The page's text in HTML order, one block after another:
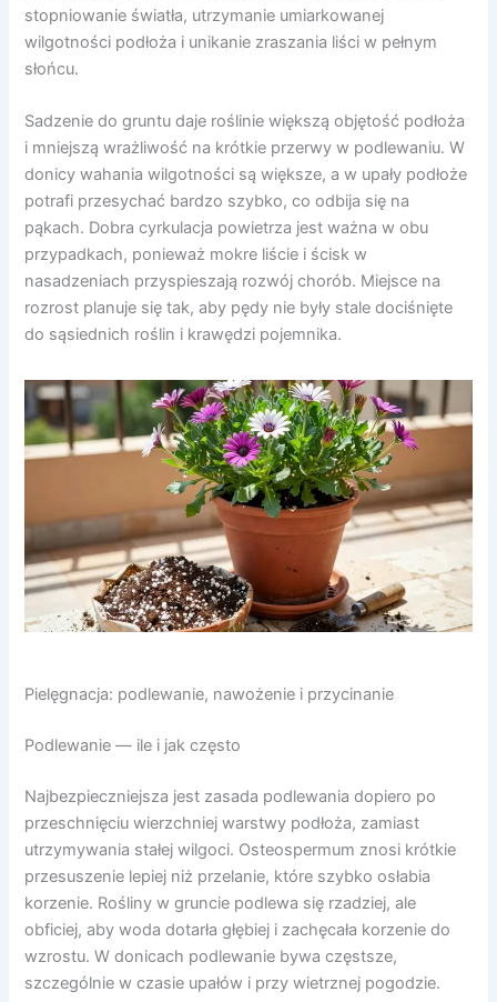
stopniowanie światła, utrzymanie umiarkowanej
wilgotności podłoża i unikanie zraszania liści w pełnym
słońcu.
Sadzenie do gruntu daje roślinie większą objętość podłoża
i mniejszą wrażliwość na krótkie przerwy w podlewaniu. W
donicy wahania wilgotności są większe, a w upały podłoże
potrafi przesychać bardzo szybko, co odbija się na
pąkach. Dobra cyrkulacja powietrza jest ważna w obu
przypadkach, ponieważ mokre liście i ścisk w
nasadzeniach przyspieszają rozwój chorób. Miejsce na
rozrost planuje się tak, aby pędy nie były stale dociśnięte
do sąsiednich roślin i krawędzi pojemnika.
Pielęgnacja: podlewanie, nawożenie i przycinanie
Podlewanie — ile i jak często
Najbezpieczniejsza jest zasada podlewania dopiero po
przeschnięciu wierzchniej warstwy podłoża, zamiast
utrzymywania stałej wilgoci. Osteospermum znosi krótkie
przesuszenie lepiej niż przelanie, które szybko osłabia
korzenie. Rośliny w gruncie podlewa się rzadziej, ale
obficiej, aby woda dotarła głębiej i zachęcała korzenie do
wzrostu. W donicach podlewanie bywa częstsze,
szczególnie w czasie upałów i przy wietrznej pogodzie.